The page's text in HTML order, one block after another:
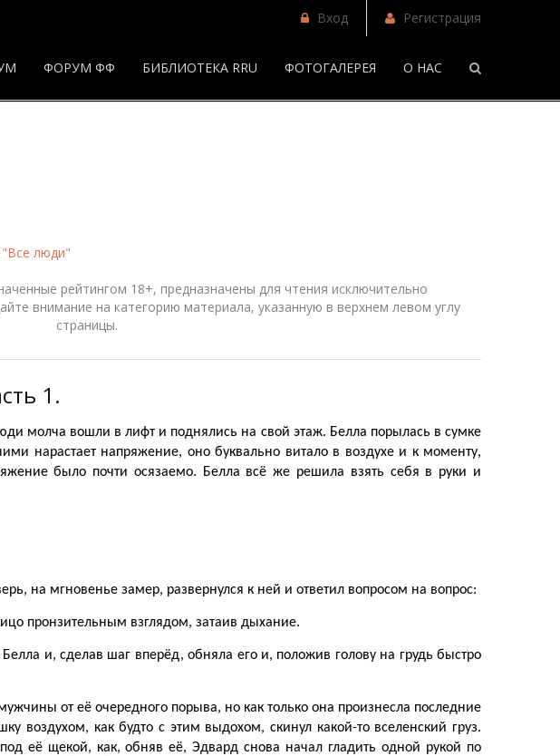
Вход Регистрация
ФОРУМ ФФ БИБЛИОТЕКА RRU ФОТОГАЛЕРЕЯ О НАС
люди"
рейтингом 18+, предназначены для чтения исключительно
внимание на категорию материала, указанную в верхнем левом углу
страницы.
1.
молча вошли в лифт и поднялись на свой этаж. Белла порылась в сумке
нарастает напряжение, оно буквально витало в воздухе и к моменту,
было почти осязаемо. Белла всё же решила взять себя в руки и
на мгновенье замер, развернулся к ней и ответил вопросом на вопрос:
пронзительным взглядом, затаив дыхание.
и, сделав шаг вперёд, обняла его и, положив голову на грудь быстро
от её очередного порыва, но как только она произнесла последние
воздухом, как будто с этим выдохом, скинул какой-то вселенский груз.
её щекой, как, обняв её, Эдвард снова начал гладить одной рукой по